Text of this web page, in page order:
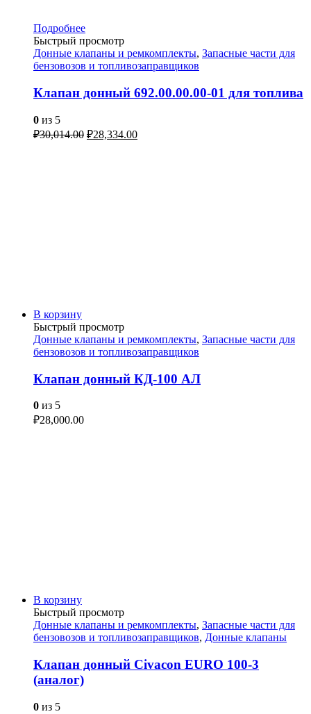
Подробнее
Быстрый просмотр
Донные клапаны и ремкомплекты, Запасные части для
бензовозов и топливозаправщиков
Клапан донный 692.00.00.00-01 для топлива
0 из 5
₽30,014.00 ₽28,334.00
В корзину
Быстрый просмотр
Донные клапаны и ремкомплекты, Запасные части для
бензовозов и топливозаправщиков
Клапан донный КД-100 АЛ
0 из 5
₽28,000.00
В корзину
Быстрый просмотр
Донные клапаны и ремкомплекты, Запасные части для
бензовозов и топливозаправщиков, Донные клапаны
Клапан донный Civacon EURO 100-3
(аналог)
0 из 5